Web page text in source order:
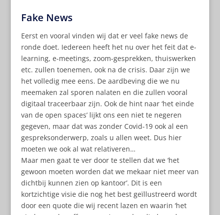
Fake News
Eerst en vooral vinden wij dat er veel fake news de
ronde doet. Iedereen heeft het nu over het feit dat e-
learning, e-meetings, zoom-gesprekken, thuiswerken
etc. zullen toenemen, ook na de crisis. Daar zijn we
het volledig mee eens. De aardbeving die we nu
meemaken zal sporen nalaten en die zullen vooral
digitaal traceerbaar zijn. Ook de hint naar ‘het einde
van de open spaces’ lijkt ons een niet te negeren
gegeven, maar dat was zonder Covid-19 ook al een
gespreksonderwerp, zoals u allen weet. Dus hier
moeten we ook al wat relativeren…
Maar men gaat te ver door te stellen dat we ‘het
gewoon moeten worden dat we mekaar niet meer van
dichtbij kunnen zien op kantoor’. Dit is een
kortzichtige visie die nog het best geïllustreerd wordt
door een quote die wij recent lazen en waarin ‘het